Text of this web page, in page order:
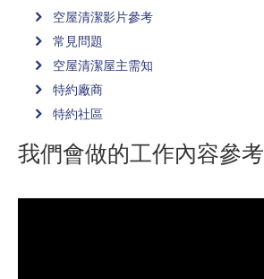
空屋清潔影片參考
常見問題
空屋清潔屋主需知
特約廠商
特約社區
我們會做的工作內容參考